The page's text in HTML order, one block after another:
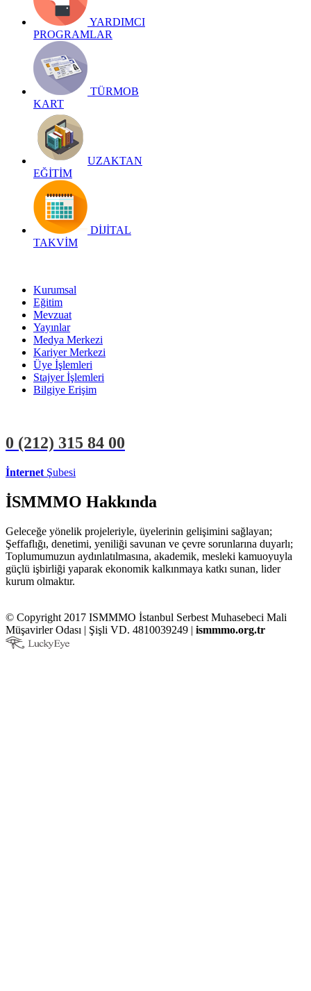
YARDIMCI
PROGRAMLAR
TÜRMOB
KART
UZAKTAN
EĞİTİM
DİJİTAL
TAKVİM
Kurumsal
Eğitim
Mevzuat
Yayınlar
Medya Merkezi
Kariyer Merkezi
Üye İşlemleri
Stajyer İşlemleri
Bilgiye Erişim
0 (212) 315 84 00
İnternet Şubesi
İSMMMO Hakkında
Geleceğe yönelik projeleriyle, üyelerinin gelişimini sağlayan;
Şeffaflığı, denetimi, yeniliği savunan ve çevre sorunlarına duyarlı;
Toplumumuzun aydınlatılmasına, akademik, mesleki kamuoyuyla
güçlü işbirliği yaparak ekonomik kalkınmaya katkı sunan, lider
kurum olmaktır.
© Copyright 2017 ISMMMO İstanbul Serbest Muhasebeci Mali
Müşavirler Odası | Şişli VD. 4810039249 | ismmmo.org.tr